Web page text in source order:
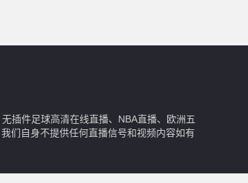
插件足球高清在线直播、NBA直播、欧洲五
们自身不提供任何直播信号和视频内容如有